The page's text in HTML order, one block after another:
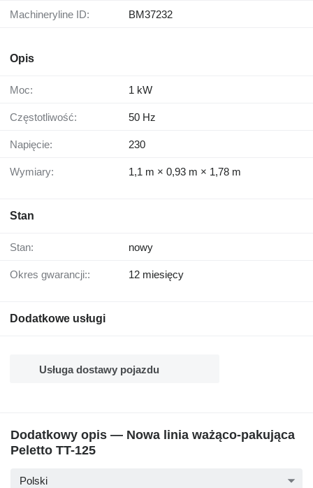
Machineryline ID: BM37232
Opis
Moc: 1 kW
Częstotliwość: 50 Hz
Napięcie: 230
Wymiary: 1,1 m × 0,93 m × 1,78 m
Stan
Stan: nowy
Okres gwarancji:: 12 miesięcy
Dodatkowe usługi
Usługa dostawy pojazdu
Dodatkowy opis — Nowa linia ważąco-pakująca
Peletto TT-125
Polski